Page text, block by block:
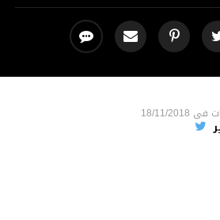
فى 18/11/2018